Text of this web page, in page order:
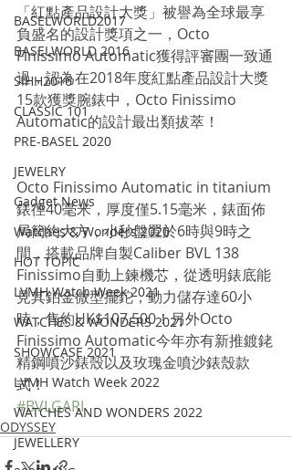
BASELWORLD2017
BASELWORLD 2016
SIHH2016
CLASSIC 101
PRE-BASEL 2020
JEWELRY
Gadget News
Watches & Wonders 2020
HOT TOPIC
LVMH Watch Week 2021
WATCHES & WONDERS 2021
SHOWCASE 2021
LVMH Watch Week 2022
WATCHES AND WONDERS 2022
JEWELLERY
「紅點產品設計大獎」被譽為全球最享
負盛名的設計獎項之一，Octo
Finissimo Automatic獲得評審團一致通
過，認為在2018年度紅點產品設計大獎
15款獲獎腕錶中，Octo Finissimo
Automatic的設計最出類拔萃！
Octo Finissimo Automatic in titanium
錶徑40毫米，厚度僅5.15毫米，錶面佈
局簡約大方，小秒盤置於6時與9時之
間，搭載品牌自製Caliber BVL 138
Finissimo自動上鍊機芯，從透明錶底能
見其鉑金微型擺鉈，動力儲存達60小
時，售約HK$107,500！另外Octo
Finissimo Automatic今年亦有新推鍍銠
精鋼噴沙錶殼以及玫瑰金噴沙錶殼款
式！
#BVLGARI
ODYSSEY